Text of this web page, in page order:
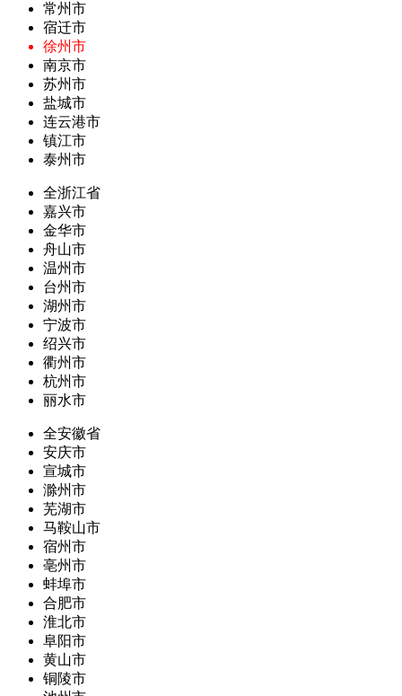
常州市
宿迁市
徐州市
南京市
苏州市
盐城市
连云港市
镇江市
泰州市
全浙江省
嘉兴市
金华市
舟山市
温州市
台州市
湖州市
宁波市
绍兴市
衢州市
杭州市
丽水市
全安徽省
安庆市
宣城市
滁州市
芜湖市
马鞍山市
宿州市
亳州市
蚌埠市
合肥市
淮北市
阜阳市
黄山市
铜陵市